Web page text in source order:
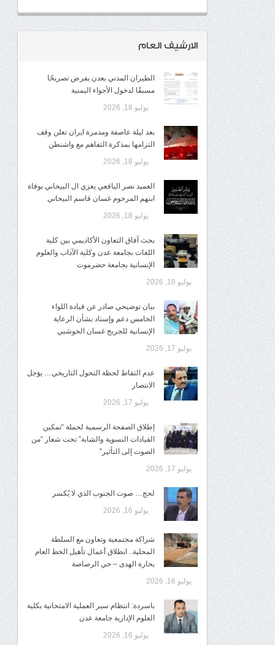
الارشيف العام
الطيران المدني بعدن يفرض تصريحًا
مسبقًا لدخول الأجواء اليمنية
يوليو 18, 2026
بعد ليلة عاصفة ومدمرة ايران تعلن وقف
التزامها بمذكرة التفاهم مع واشنطن
يوليو 18, 2026
العميد نصر اليافعي يعزي ال البيحاني بوفاة
ابنهم المرحوم غسان قاسم البيحاني
يوليو 18, 2026
بحث آفاق التعاون الأكاديمي بين كلية
اللغات بجامعة عدن وكلية الآداب والعلوم
الإنسانية بجامعة حضرموت
يوليو 18, 2026
​بيان توضيحي صادر عن قيادة اللواء
الخامس دعم وإسناد بشأن الرعاية
الإنسانية للجريح غسان الحوشبي
يوليو 17, 2026
عدم التقاط لحظة التحول التاريخي… يؤجل
الانتصار
يوليو 17, 2026
إطلاق الصفحة الرسمية لحملة “تمكين
القيادات النسوية والشابة” تحت شعار “من
الصوت إلى التأثير”
يوليو 17, 2026
لحج… صوت الجنوب الذي لا يُكسر
يوليو 16, 2026
شراكة مجتمعية وتعاون مع السلطة
المحلية.. انطلاق أعمال تأهيل الخط العام
بحارة الهدى – حي الرصاصة
يوليو 16, 2026
باسردة: انتظام سير العملية الامتحانية بكلية
العلوم الإدارية جامعة عدن
يوليو 16, 2026